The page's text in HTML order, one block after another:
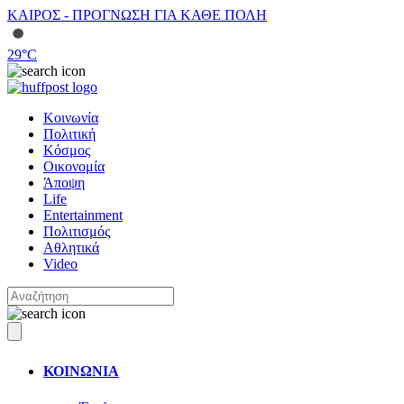
ΚΑΙΡΟΣ - ΠΡΟΓΝΩΣΗ ΓΙΑ ΚΑΘΕ ΠΟΛΗ
29°C
Κοινωνία
Πολιτική
Κόσμος
Οικονομία
Άποψη
Life
Entertainment
Πολιτισμός
Αθλητικά
Video
ΚΟΙΝΩΝΙΑ